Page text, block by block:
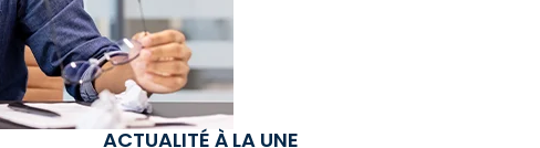
ACTUALITÉ À LA UNE